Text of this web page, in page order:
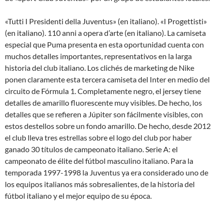
«Tutti I Presidenti della Juventus» (en italiano). «I Progettisti»
(en italiano). 110 anni a opera d’arte (en italiano). La camiseta
especial que Puma presenta en esta oportunidad cuenta con
muchos detalles importantes, representativos en la larga
historia del club italiano. Los clichés de marketing de Nike
ponen claramente esta tercera camiseta del Inter en medio del
circuito de Fórmula 1. Completamente negro, el jersey tiene
detalles de amarillo fluorescente muy visibles. De hecho, los
detalles que se refieren a Júpiter son fácilmente visibles, con
estos destellos sobre un fondo amarillo. De hecho, desde 2012
el club lleva tres estrellas sobre el logo del club por haber
ganado 30 títulos de campeonato italiano. Serie A: el
campeonato de élite del fútbol masculino italiano. Para la
temporada 1997-1998 la Juventus ya era considerado uno de
los equipos italianos más sobresalientes, de la historia del
fútbol italiano y el mejor equipo de su época.